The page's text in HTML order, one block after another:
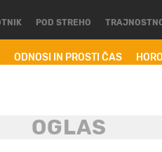
ODNOSI IN PROSTI ČAS
POD STREHO